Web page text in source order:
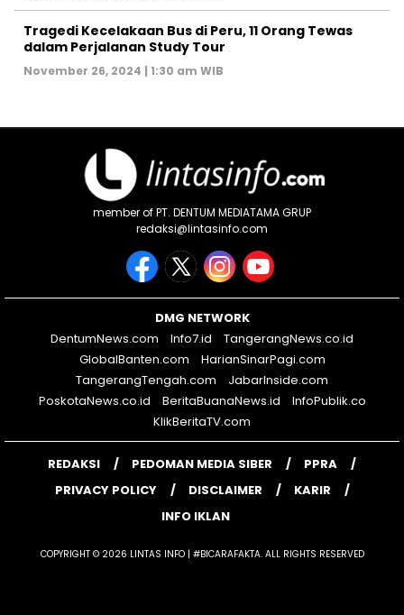
Tragedi Kecelakaan Bus di Peru, 11 Orang Tewas
dalam Perjalanan Study Tour
November 26, 2024 | 1:30 am WIB
member of PT. DENTUM MEDIATAMA GRUP
redaksi@lintasinfo.com
DMG NETWORK
DentumNews.com
Info7.id
TangerangNews.co.id
GlobalBanten.com
HarianSinarPagi.com
TangerangTengah.com
JabarInside.com
PoskotaNews.co.id
BeritaBuanaNews.id
InfoPublik.co
KlikBeritaTV.com
REDAKSI PEDOMAN MEDIA SIBER
PPRA
PRIVACY POLICY
DISCLAIMER
KARIR
INFO IKLAN
COPYRIGHT © 2026 LINTAS INFO | #BICARAFAKTA. ALL RIGHTS RESERVED